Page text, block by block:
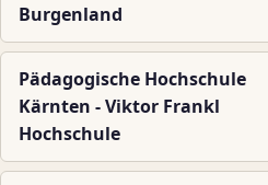
Burgenland
Pädagogische Hochschule
Kärnten - Viktor Frankl
Hochschule